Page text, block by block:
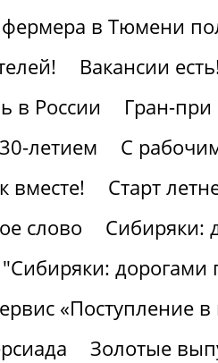
в Тюмени
Вакансии
в России
Гран-
летием
С
вместе!
Старт
слово
Сибиряки:
дорогами
«Поступление
Золотые